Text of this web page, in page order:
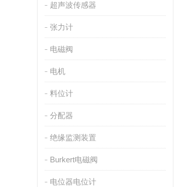
超声波传感器
张力计
电磁阀
电机
料位计
分配器
绝缘监测装置
Burkert电磁阀
电位器电位计